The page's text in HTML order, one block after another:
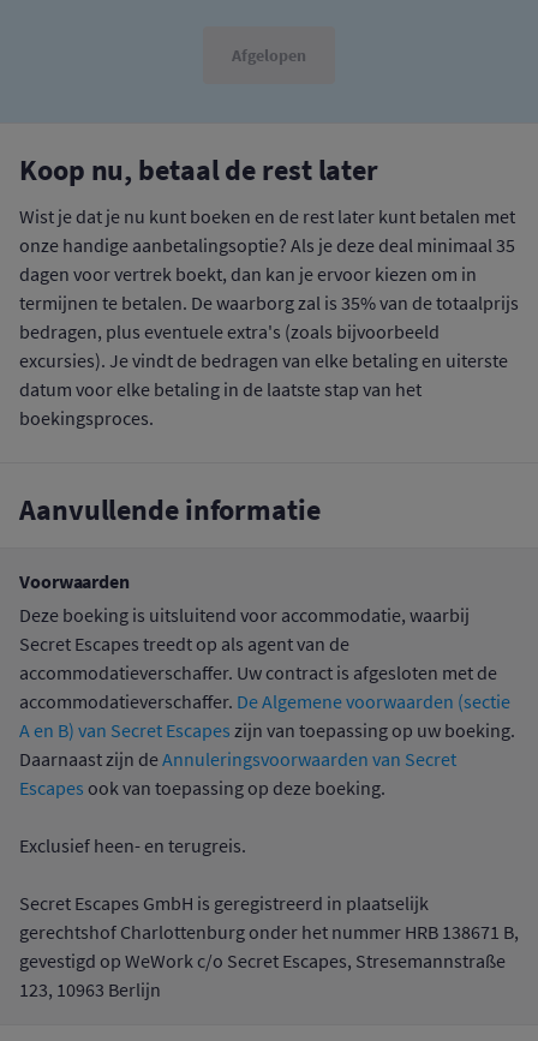
Afgelopen
Koop nu, betaal de rest later
Wist je dat je nu kunt boeken en de rest later kunt betalen met
onze handige aanbetalingsoptie? Als je deze deal minimaal 35
dagen voor vertrek boekt, dan kan je ervoor kiezen om in
termijnen te betalen. De waarborg zal is 35% van de totaalprijs
bedragen, plus eventuele extra's (zoals bijvoorbeeld
excursies). Je vindt de bedragen van elke betaling en uiterste
datum voor elke betaling in de laatste stap van het
boekingsproces.
Aanvullende informatie
Voorwaarden
Deze boeking is uitsluitend voor accommodatie, waarbij
Secret Escapes treedt op als agent van de
accommodatieverschaffer. Uw contract is afgesloten met de
accommodatieverschaffer. De Algemene voorwaarden (sectie
A en B) van Secret Escapes zijn van toepassing op uw boeking.
Daarnaast zijn deAnnuleringsvoorwaarden van Secret
Escapes ook van toepassing op deze boeking.
Exclusief heen- en terugreis.
Secret Escapes GmbH is geregistreerd in plaatselijk
gerechtshof Charlottenburg onder het nummer HRB 138671 B,
gevestigd op WeWork c/o Secret Escapes, Stresemannstraße
123, 10963 Berlijn